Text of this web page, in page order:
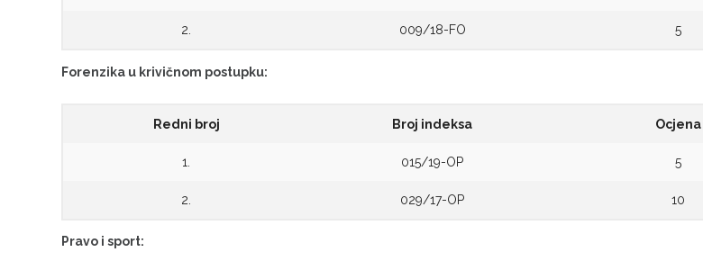
2. 009/18-FO 5
Forenzika u krivičnom postupku:
Redni broj Broj indeksa Ocjena
1. 015/19-OP 5
2. 029/17-OP 10
Pravo i sport: